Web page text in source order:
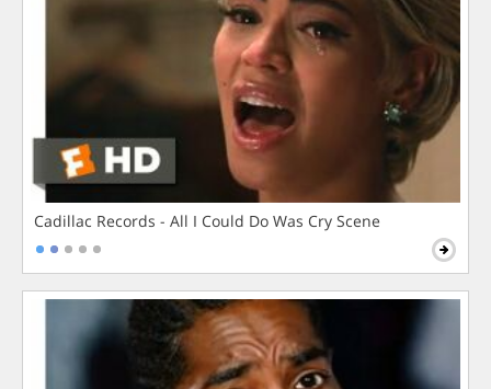
Cadillac Records - All I Could Do Was Cry Scene